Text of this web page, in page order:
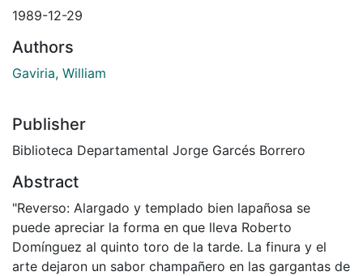
1989-12-29
Authors
Gaviria, William
Publisher
Biblioteca Departamental Jorge Garcés Borrero
Abstract
"Reverso: Alargado y templado bien lapañosa se
puede apreciar la forma en que lleva Roberto
Domínguez al quinto toro de la tarde. La finura y el
arte dejaron un sabor champañero en las gargantas de